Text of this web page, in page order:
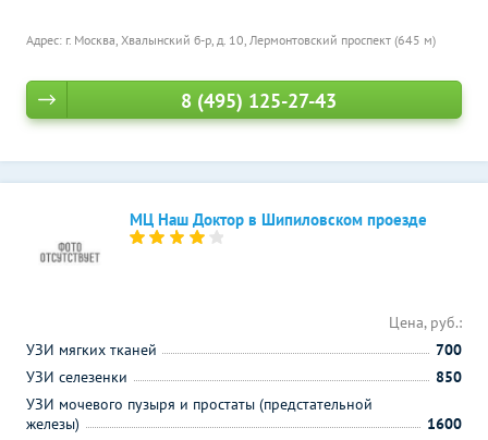
Адрес: г. Москва, Хвалынский б-р, д. 10, Лермонтовский проспект (645 м)
8 (495) 125-27-43
МЦ Наш Доктор в Шипиловском проезде
Цена, руб.:
УЗИ мягких тканей
700
УЗИ селезенки
850
УЗИ мочевого пузыря и простаты (предстательной
железы)
1600